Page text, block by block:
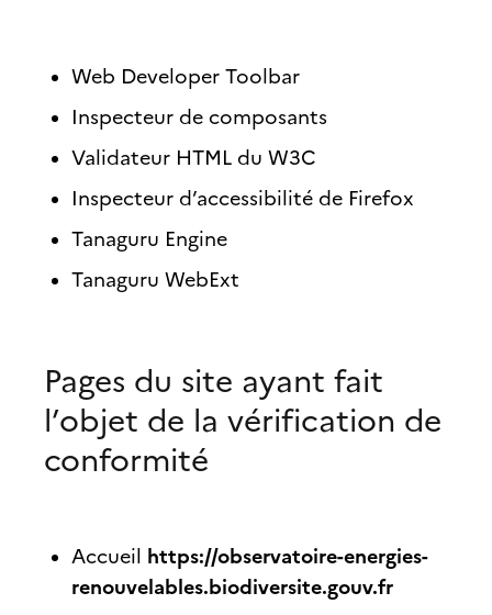
Web Developer Toolbar
Inspecteur de composants
Validateur HTML du W3C
Inspecteur d’accessibilité de Firefox
Tanaguru Engine
Tanaguru WebExt
Pages du site ayant fait
l’objet de la vérification de
conformité
Accueil https://observatoire-energies-
renouvelables.biodiversite.gouv.fr